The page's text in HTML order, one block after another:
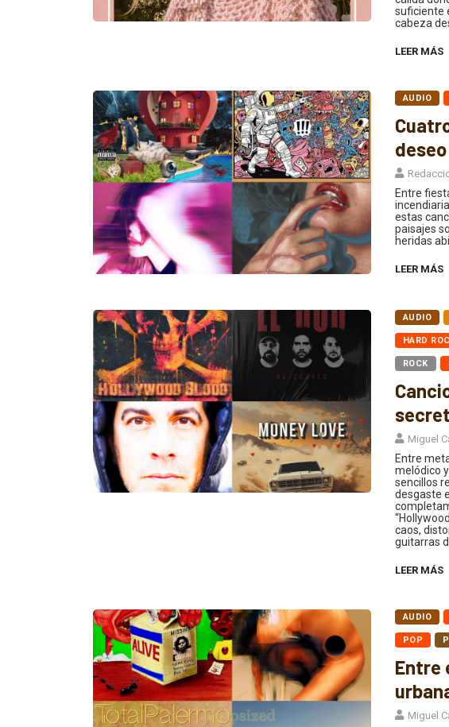
suficiente
cabeza
LEER MÁS
AUDIO
Entre
estas
paisajes
heridas
LEER MÁS
AUDIO
HARD
ROCK
Miguel
Entre
melódico
sencillos
desgaste
caos,
guitarras
LEER MÁS
AUDIO
POP
Entre
Miguel